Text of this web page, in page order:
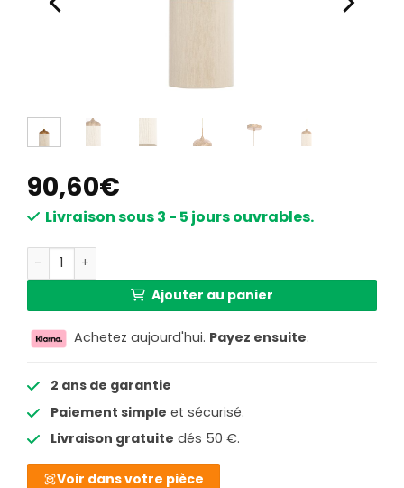
90,60€
Livraison sous 3 - 5 jours ouvrables.
quantité de Suspension en forme de gobelet beige/
Ajouter au panier
Achetez aujourd'hui. Payez ensuite.
2 ans de garantie
Paiement simple et sécurisé.
Livraison gratuite dés 50 €.
Voir dans votre pièce